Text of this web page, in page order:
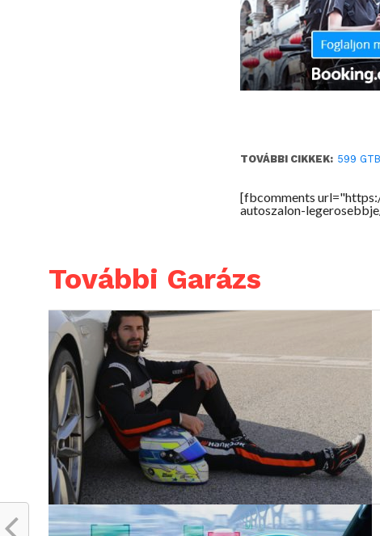
TOVÁBBI CIKKEK: 599
[fbcomments
autoszalon-
További Garázs